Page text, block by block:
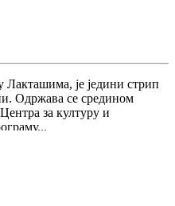
је једини стрип
Одржава се средином
за културу и